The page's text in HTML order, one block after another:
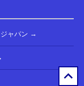
ャパン →